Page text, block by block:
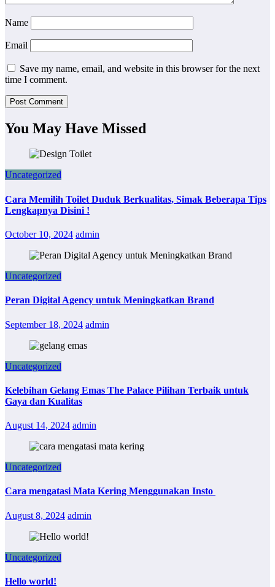
Name
Email
Save my name, email, and website in this browser for the next
time I comment.
You May Have Missed
Uncategorized
Cara Memilih Toilet Duduk Berkualitas, Simak Beberapa Tips
Lengkapnya Disini !
October 10, 2024 admin
Uncategorized
Peran Digital Agency untuk Meningkatkan Brand
September 18, 2024 admin
Uncategorized
Kelebihan Gelang Emas The Palace Pilihan Terbaik untuk
Gaya dan Kualitas
August 14, 2024 admin
Uncategorized
Cara mengatasi Mata Kering Menggunakan Insto
August 8, 2024 admin
Uncategorized
Hello world!